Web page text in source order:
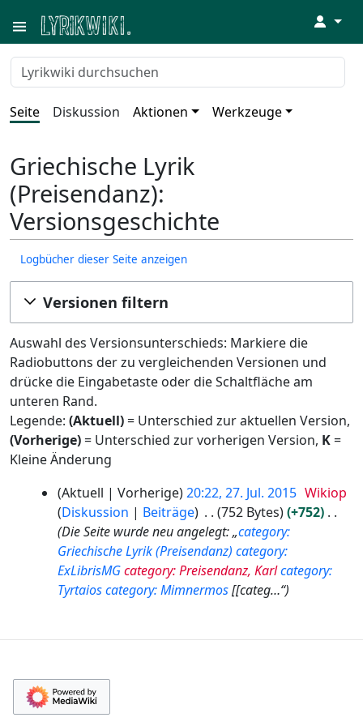
↓
Seite Diskussion Aktionen Werkzeuge
Griechische Lyrik
(Preisendanz):
Versionsgeschichte
Logbücher dieser Seite anzeigen
Versionen filtern
Auswahl des Versionsunterschieds: Markiere die
Radiobuttons der zu vergleichenden Versionen und
drücke die Eingabetaste oder die Schaltfläche am
unteren Rand.
Legende: (Aktuell)= Unterschied zur aktuellen Version,
(Vorherige)= Unterschied zur vorherigen Version, K=
Kleine Änderung
0
5
Aktuell Vorherige 20:22, 27. Jul. 2015 Wikiop
Diskussion
Beiträge 752 Bytes
+752
Die Seite wurde neu angelegt: „category:
Griechische Lyrik (Preisendanz) category:
ExLibrisMG category: Preisendanz, Karl category:
Tyrtaios category: Mimnermos[[categ…“